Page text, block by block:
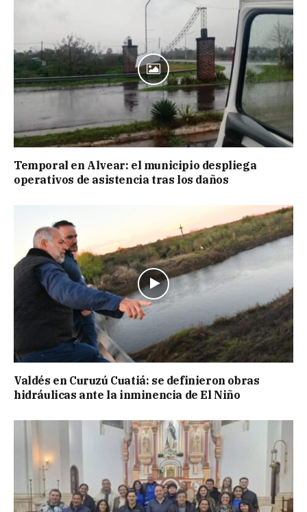
Temporal en Alvear: el municipio despliega
operativos de asistencia tras los daños
Valdés en Curuzú Cuatiá: se definieron obras
hidráulicas ante la inminencia de El Niño